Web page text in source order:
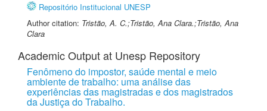
Repositório Institucional UNESP
Author citation: Tristão, A. C.;Tristão, Ana Clara.;Tristão, Ana
Clara
Academic Output at Unesp Repository
Fenômeno do impostor, saúde mental e meio
ambiente de trabalho: uma análise das
experiências das magistradas e dos magistrados
da Justiça do Trabalho.